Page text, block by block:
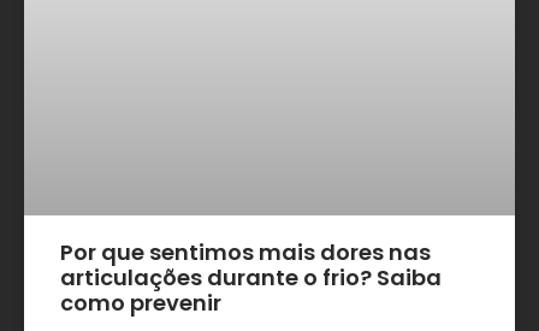
Por que sentimos mais dores nas
articulações durante o frio? Saiba
como prevenir